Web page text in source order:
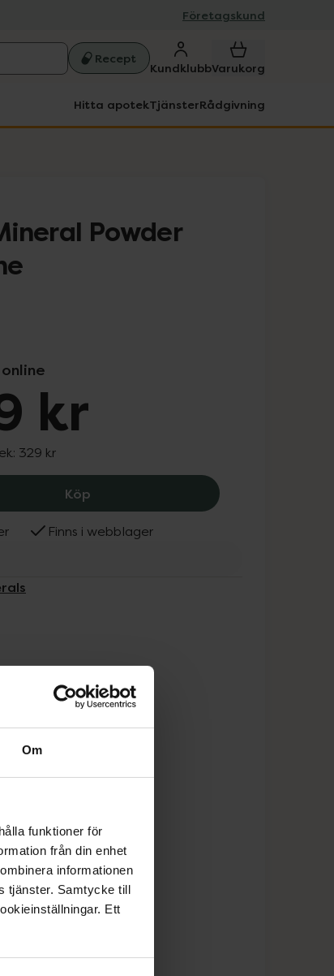
Om
funktioner för
från din enhet
informationen
tjänster. Samtycke till
Ett
Företagskund
Recept
KundklubbVarukorg
Hitta apotekTjänsterRådgivning
Powder
kr
329 kr
Köp IDUN Minerals Mineral Powder
Finns i webblager